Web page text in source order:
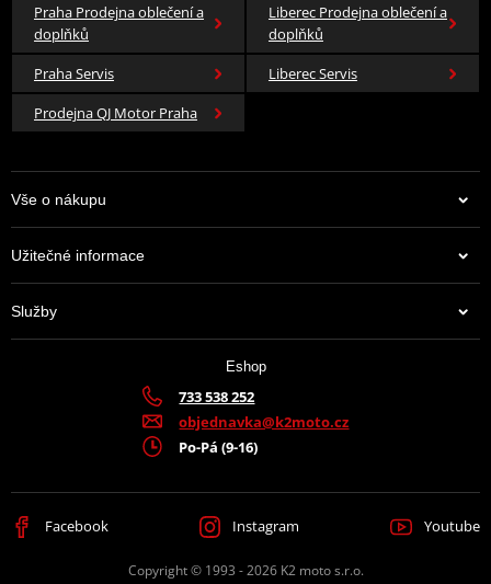
Praha Prodejna oblečení a
doplňků
Liberec Prodejna oblečení a
doplňků
Praha Servis
Liberec Servis
Prodejna QJ Motor Praha
Vše o nákupu
Užitečné informace
Služby
Eshop
733 538 252
objednavka@k2moto.cz
Po-Pá (9-16)
Facebook Instagram Youtube
Copyright © 1993 - 2026 K2 moto s.r.o.